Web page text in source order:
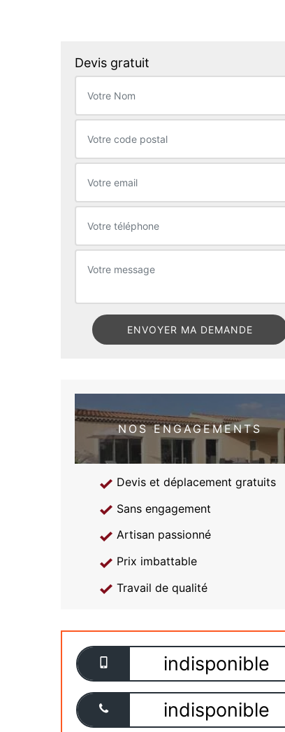
Devis gratuit
NOS ENGAGEMENTS
Devis et déplacement gratuits
Sans engagement
Artisan passionné
Prix imbattable
Travail de qualité
indisponible
indisponible